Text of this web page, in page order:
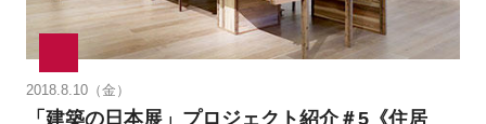
2018.8.10（金）
「建築の日本展」プロジェクト紹介＃5《住居